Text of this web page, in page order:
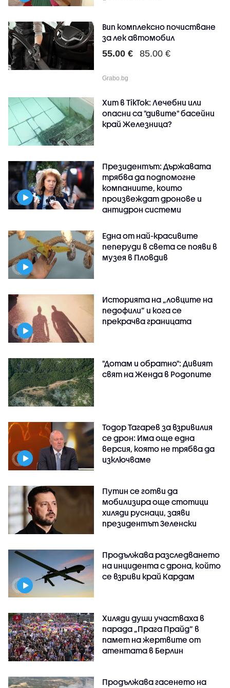
Вип комплексно почистване
за лек автомобил
55.00 € 85.00 €
Grabo.bg
Хит в TikTok: Лечебни или
опасни са "дивите" басейни
край Железница?
Президентът: Държавата
трябва да подпомогне
компаниите, които
произвеждат дронове и
антидрон системи
Една от най-красивите
пеперуди в света се появи в
музея в Пловдив
Историята на „ловците на
педофили” и кога се
прекрачва границата
"Дотам и обратно": Дивият
свят на Женда в Родопите
Тодор Тагарев за взривилия
се дрон: Има още една
версия, която не трябва да
изключваме
Путин се готви да
мобилизира още стотици
хиляди руснаци, заяви
президентът Зеленски
Продължава разследването
на инцидента с дрона, който
се взриви край Кардам
Хиляди души участваха в
парада „Прага Прайд“ в
памет на жертвите от
атентата в Берлин
Продължава гасенето на